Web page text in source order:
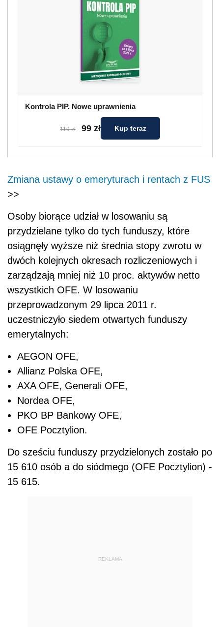
Kontrola PIP. Nowe uprawnienia
119 zł 99 zł Kup teraz
Zmiana ustawy o emeryturach i rentach z FUS
>>
Osoby biorące udział w losowaniu są
przydzielane tylko do tych funduszy, które
osiągnęły wyższe niż średnia stopy zwrotu w
dwóch kolejnych okresach rozliczeniowych i
zarządzają mniej niż 10 proc. aktywów netto
wszystkich OFE. W losowaniu
przeprowadzonym 29 lipca 2011 r.
uczestniczyło siedem otwartych funduszy
emerytalnych:
AEGON OFE,
Allianz Polska OFE,
AXA OFE, Generali OFE,
Nordea OFE,
PKO BP Bankowy OFE,
OFE Pocztylion.
Do sześciu funduszy przydzielonych zostało po
15 610 osób a do siódmego (OFE Pocztylion) -
15 615.
REKLAMA